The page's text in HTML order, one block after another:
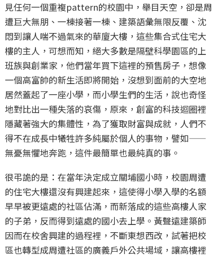
見任何一個重複pattern的校園中，舉目天空，卻是周
遭巨大無朋、一棟接著一棟、建築語彙無限反覆、沈
悶到讓人喘不過氣來的華廈大樓，這些集合式住宅大
樓的主人，可想而知，絕大多數是隔壁科學園區的上
班族與創業家，他們當年買下這裡的預售房子，想像
一個高富帥的新生活即將開始，沒想到面前的大空地
居然蓋起了一座小學，而小學生們的生活，說也奇怪
地對比出一種失落的哀傷，原來，創富的科技迴圈裡
隱藏著強大的集體性，為了獲取財富與成就，人們不
得不在成長中犧牲許多純屬於個人的事物，譬如——
無憂無懼地奔跑，這件最簡單也最純真的事。
很弔詭的是：在當年決定成立關埔國小時，校園周遭
的住宅大樓還沒有興建起來，這使得小學入學的名額
早早被更遠處的社區佔滿，而新落成的這些高樓人家
的子弟，反而得到遠處的國小去上學。黃聲遠建築師
因而在校舍興建的過程裡，不斷東想西改，試著把校
區也轉型成周遭社區的廣義戶外公共場域，讓高樓裡